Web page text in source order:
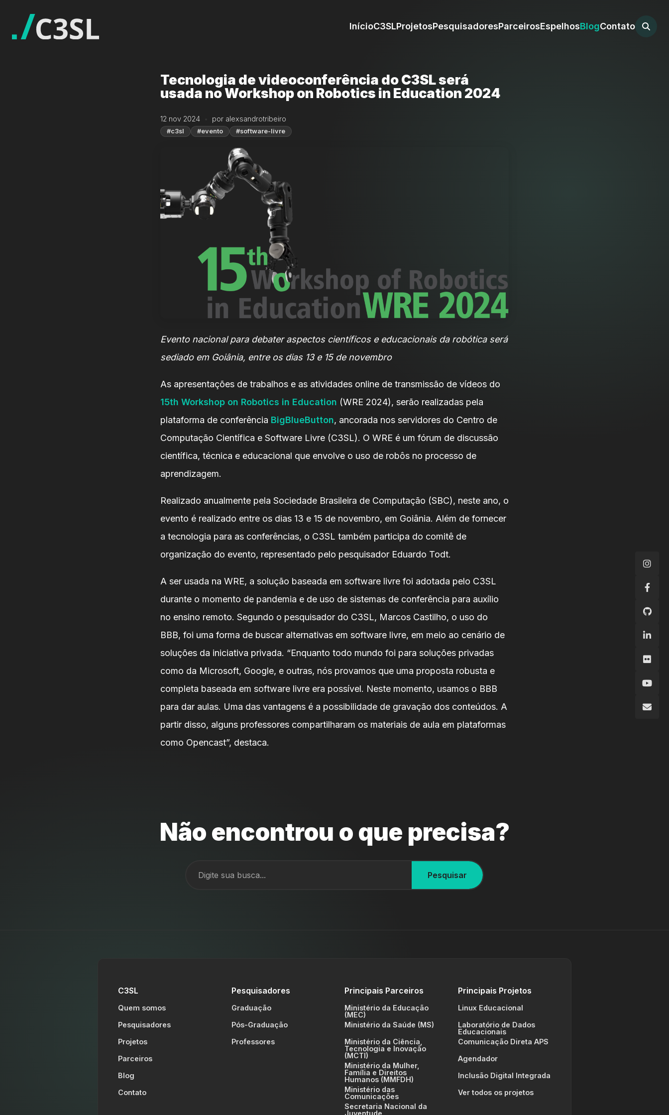
InícioC3SLProjetosPesquisadoresParceirosEspelhosBlogContato
Tecnologia de videoconferência do C3SL será
usada no Workshop on Robotics in Education 2024
12 nov 2024 por alexsandrotribeiro
#c3sl #evento #software-livre
Evento nacional para debater aspectos científicos e educacionais da robótica será
sediado em Goiânia, entre os dias 13 e 15 de novembro
As apresentações de trabalhos e as atividades online de transmissão de vídeos do
15th Workshop on Robotics in Education (WRE 2024), serão realizadas pela
plataforma de conferência BigBlueButton, ancorada nos servidores do Centro de
Computação Científica e Software Livre (C3SL). O WRE é um fórum de discussão
científica, técnica e educacional que envolve o uso de robôs no processo de
aprendizagem.
Realizado anualmente pela Sociedade Brasileira de Computação (SBC), neste ano, o
evento é realizado entre os dias 13 e 15 de novembro, em Goiânia. Além de fornecer
a tecnologia para as conferências, o C3SL também participa do comitê de
organização do evento, representado pelo pesquisador Eduardo Todt.
A ser usada na WRE, a solução baseada em software livre foi adotada pelo C3SL
durante o momento de pandemia e de uso de sistemas de conferência para auxílio
no ensino remoto. Segundo o pesquisador do C3SL, Marcos Castilho, o uso do
BBB, foi uma forma de buscar alternativas em software livre, em meio ao cenário de
soluções da iniciativa privada. “Enquanto todo mundo foi para soluções privadas
como da Microsoft, Google, e outras, nós provamos que uma proposta robusta e
completa baseada em software livre era possível. Neste momento, usamos o BBB
para dar aulas. Uma das vantagens é a possibilidade de gravação dos conteúdos. A
partir disso, alguns professores compartilharam os materiais de aula em plataformas
como Opencast”, destaca.
Não encontrou o que precisa?
Pesquisar
C3SL
Quem somos
Pesquisadores
Projetos
Parceiros
Blog
Contato
Pesquisadores
Graduação
Pós-Graduação
Professores
Principais Parceiros
Ministério da Educação
(MEC)
Ministério da Saúde (MS)
Ministério da Ciência,
Tecnologia e Inovação
(MCTI)
Ministério da Mulher,
Família e Direitos
Humanos (MMFDH)
Ministério das
Comunicações
Secretaria Nacional da
Juventude
Principais Projetos
Linux Educacional
Laboratório de Dados
Educacionais
Comunicação Direta APS
Agendador
Inclusão Digital Integrada
Ver todos os projetos